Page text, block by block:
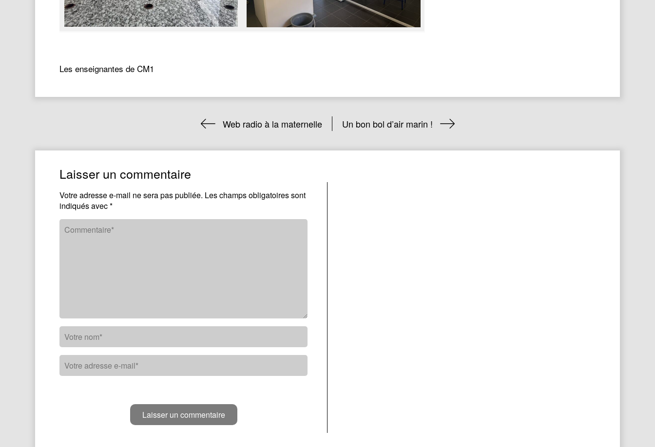
Les enseignantes de CM1
Web radio à la maternelle Un bon bol d’air marin !
Laisser un commentaire
Votre adresse e-mail ne sera pas publiée. Les champs obligatoires sont
indiqués avec*